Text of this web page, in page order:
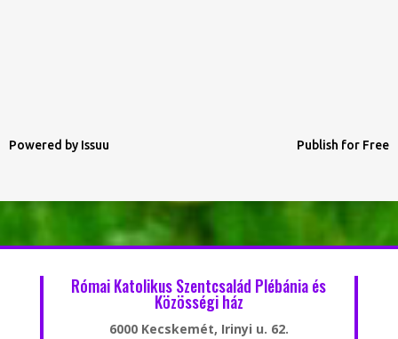
Powered by Issuu Publish for Free
Római Katolikus Szentcsalád Plébánia és
Közösségi ház
6000 Kecskemét, Irinyi u. 62.